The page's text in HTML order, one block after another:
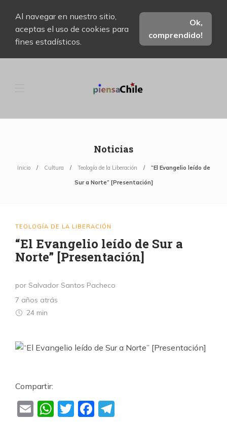
Al navegar en nuestro sitio,
aceptas el uso de cookies para
fines estadísticos.
Ok,
comprendido!
Noticias
Inicio Cultura Teología de la Liberación “El Evangelio leído de
Sur a Norte” [Presentación]
TEOLOGÍA DE LA LIBERACIÓN
“El Evangelio leído de Sur a
Norte” [Presentación]
por Salvador Santos Pacheco
7 años atrás
24 min
Compartir:
EmailWhatsApp
TwitterFacebook